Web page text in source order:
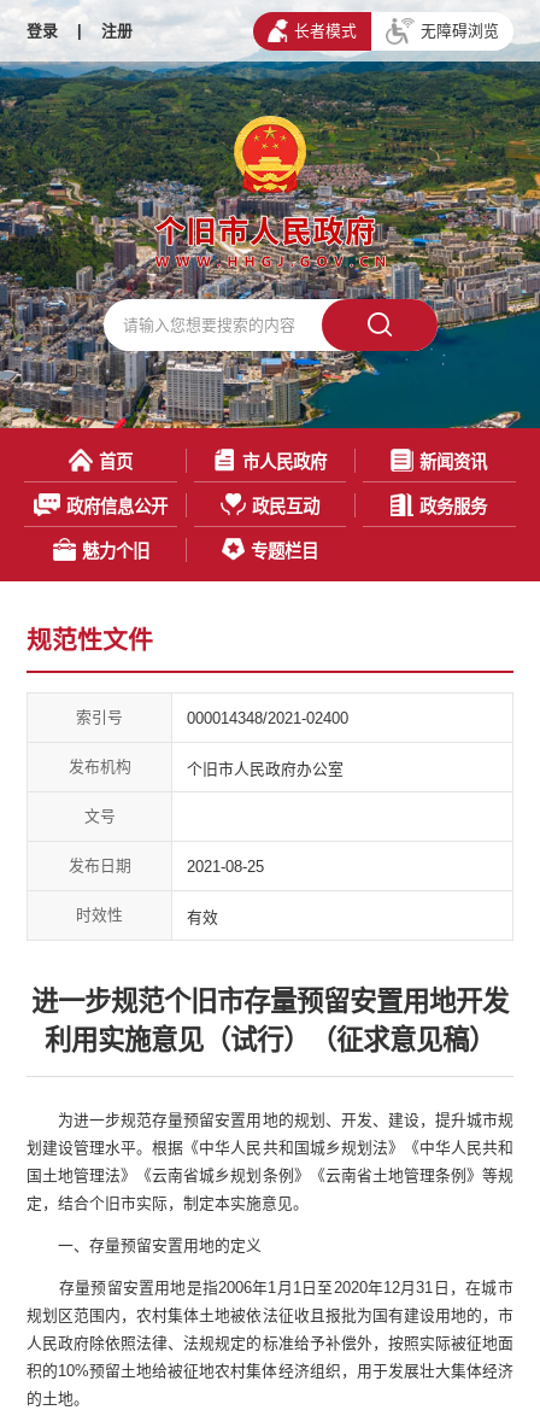
登录 | 注册 长者模式 无障碍浏览
首页 市人民政府 新闻资讯
政府信息公开 政民互动 政务服务
魅力个旧 专题栏目
规范性文件
索引号 000014348/2021-02400
发布机构 个旧市人民政府办公室
文号
发布日期 2021-08-25
时效性 有效
进一步规范个旧市存量预留安置用地开发
利用实施意见（试行）（征求意见稿）
为进一步规范存量预留安置用地的规划、开发、建设，提升城市规
划建设管理水平。根据《中华人民共和国城乡规划法》《中华人民共和
国土地管理法》《云南省城乡规划条例》《云南省土地管理条例》等规
定，结合个旧市实际，制定本实施意见。
一、存量预留安置用地的定义
存量预留安置用地是指2006年1月1日至2020年12月31日，在城市
规划区范围内，农村集体土地被依法征收且报批为国有建设用地的，市
人民政府除依照法律、法规规定的标准给予补偿外，按照实际被征地面
积的10%预留土地给被征地农村集体经济组织，用于发展壮大集体经济
的土地。